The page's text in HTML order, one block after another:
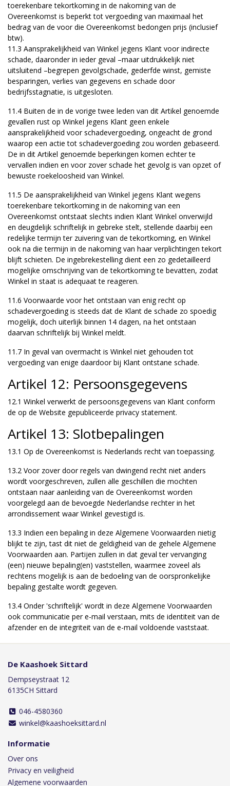
toerekenbare tekortkoming in de nakoming van de
Overeenkomst is beperkt tot vergoeding van maximaal het
bedrag van de voor die Overeenkomst bedongen prijs (inclusief
btw).
11.3 Aansprakelijkheid van Winkel jegens Klant voor indirecte
schade, daaronder in ieder geval –maar uitdrukkelijk niet
uitsluitend –begrepen gevolgschade, gederfde winst, gemiste
besparingen, verlies van gegevens en schade door
bedrijfsstagnatie, is uitgesloten.
11.4 Buiten de in de vorige twee leden van dit Artikel genoemde
gevallen rust op Winkel jegens Klant geen enkele
aansprakelijkheid voor schadevergoeding, ongeacht de grond
waarop een actie tot schadevergoeding zou worden gebaseerd.
De in dit Artikel genoemde beperkingen komen echter te
vervallen indien en voor zover schade het gevolg is van opzet of
bewuste roekeloosheid van Winkel.
11.5 De aansprakelijkheid van Winkel jegens Klant wegens
toerekenbare tekortkoming in de nakoming van een
Overeenkomst ontstaat slechts indien Klant Winkel onverwijld
en deugdelijk schriftelijk in gebreke stelt, stellende daarbij een
redelijke termijn ter zuivering van de tekortkoming, en Winkel
ook na die termijn in de nakoming van haar verplichtingen tekort
blijft schieten. De ingebrekestelling dient een zo gedetailleerd
mogelijke omschrijving van de tekortkoming te bevatten, zodat
Winkel in staat is adequaat te reageren.
11.6 Voorwaarde voor het ontstaan van enig recht op
schadevergoeding is steeds dat de Klant de schade zo spoedig
mogelijk, doch uiterlijk binnen 14 dagen, na het ontstaan
daarvan schriftelijk bij Winkel meldt.
11.7 In geval van overmacht is Winkel niet gehouden tot
vergoeding van enige daardoor bij Klant ontstane schade.
Artikel 12: Persoonsgegevens
12.1 Winkel verwerkt de persoonsgegevens van Klant conform
de op de Website gepubliceerde privacy statement.
Artikel 13: Slotbepalingen
13.1 Op de Overeenkomst is Nederlands recht van toepassing.
13.2 Voor zover door regels van dwingend recht niet anders
wordt voorgeschreven, zullen alle geschillen die mochten
ontstaan naar aanleiding van de Overeenkomst worden
voorgelegd aan de bevoegde Nederlandse rechter in het
arrondissement waar Winkel gevestigd is.
13.3 Indien een bepaling in deze Algemene Voorwaarden nietig
blijkt te zijn, tast dit niet de geldigheid van de gehele Algemene
Voorwaarden aan. Partijen zullen in dat geval ter vervanging
(een) nieuwe bepaling(en) vaststellen, waarmee zoveel als
rechtens mogelijk is aan de bedoeling van de oorspronkelijke
bepaling gestalte wordt gegeven.
13.4 Onder 'schriftelijk' wordt in deze Algemene Voorwaarden
ook communicatie per e-mail verstaan, mits de identiteit van de
afzender en de integriteit van de e-mail voldoende vaststaat.
De Kaashoek Sittard
Dempseystraat 12
6135CH Sittard
046-4580360
winkel@kaashoeksittard.nl
Informatie
Over ons
Privacy en veiligheid
Algemene voorwaarden